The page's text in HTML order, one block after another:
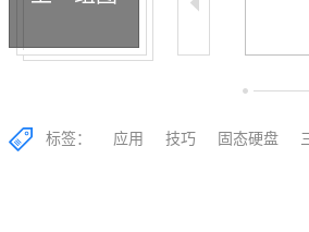
标签： 应用 技巧 固态硬盘